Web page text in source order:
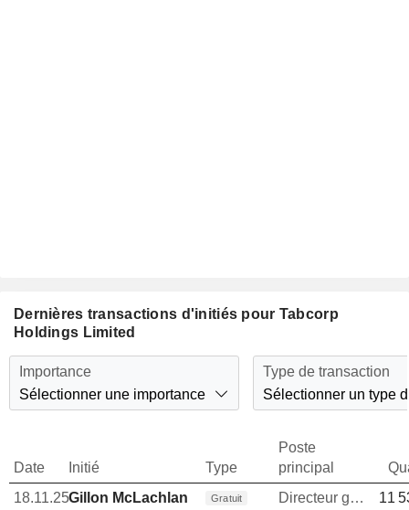
Dernières transactions d'initiés pour Tabcorp
Holdings Limited
Importance
Sélectionner une importance
Type de transaction
Sélectionner un type
Date Initié Type
Poste
principal
18.11.25Gillon McLachlan Gratuit Directeur general
11